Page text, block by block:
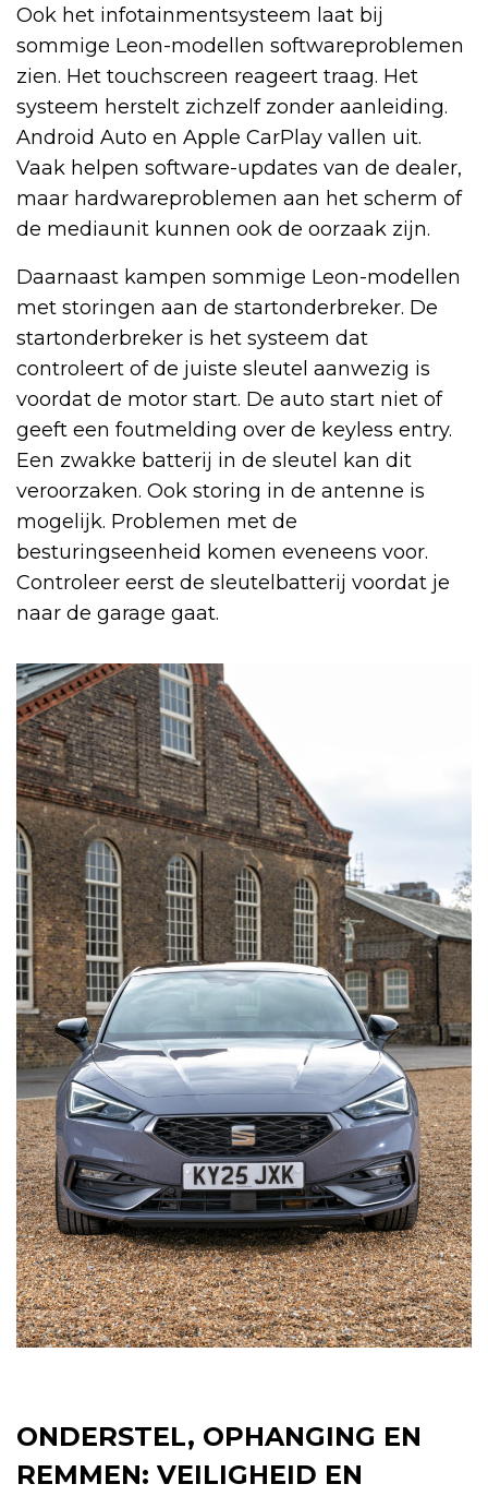
Ook het infotainmentsysteem laat bij
sommige Leon-modellen softwareproblemen
zien. Het touchscreen reageert traag. Het
systeem herstelt zichzelf zonder aanleiding.
Android Auto en Apple CarPlay vallen uit.
Vaak helpen software-updates van de dealer,
maar hardwareproblemen aan het scherm of
de mediaunit kunnen ook de oorzaak zijn.
Daarnaast kampen sommige Leon-modellen
met storingen aan de startonderbreker. De
startonderbreker is het systeem dat
controleert of de juiste sleutel aanwezig is
voordat de motor start. De auto start niet of
geeft een foutmelding over de keyless entry.
Een zwakke batterij in de sleutel kan dit
veroorzaken. Ook storing in de antenne is
mogelijk. Problemen met de
besturingseenheid komen eveneens voor.
Controleer eerst de sleutelbatterij voordat je
naar de garage gaat.
ONDERSTEL, OPHANGING EN
REMMEN: VEILIGHEID EN